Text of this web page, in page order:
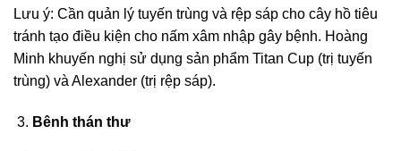
Lưu ý: Cần quản lý tuyến trùng và rệp sáp cho cây hồ tiêu
tránh tạo điều kiện cho nấm xâm nhập gây bệnh. Hoàng
Minh khuyến nghị sử dụng sản phẩm Titan Cup (trị tuyến
trùng) và Alexander (trị rệp sáp).
Bênh thán thư